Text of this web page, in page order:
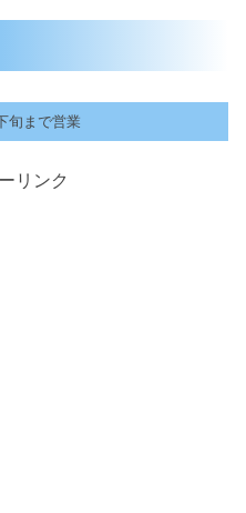
旬まで営業
リンク